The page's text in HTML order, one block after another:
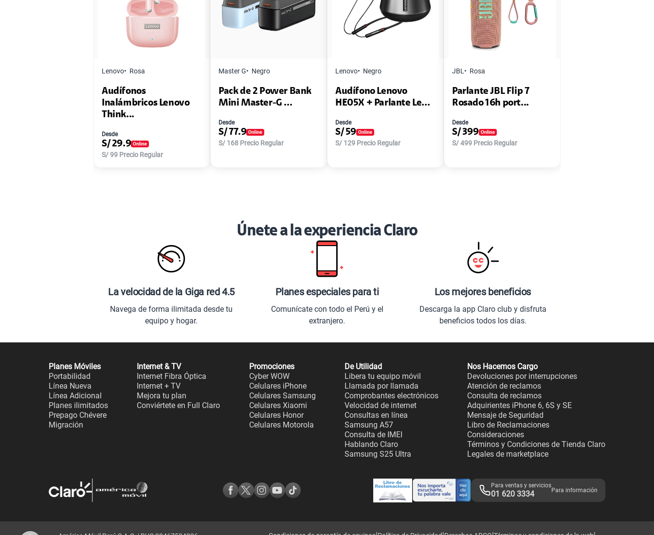
Lenovo Rosa
Audífonos
Inalámbricos Lenovo
Think...
Desde
S/ 29.9
S/99 Precio Regular
Master G Negro
Pack de 2 Power Bank
Mini Master-G ...
Desde
S/77.9
S/ 168 Precio Regular
Lenovo Negro
Audífono Lenovo
HE05X + Parlante Le...
Desde
S/ 59
S/ 129 Precio Regular
JBL Rosa
Parlante JBL Flip 7
Rosado 16h port...
Desde
S/ 399
S/499 Precio Regular
Únete a la experiencia Claro
La velocidad de la Giga red 4.5
Navega de forma ilimitada desde tu
equipo y hogar.
Planes especiales para ti
Comunícate con todo el Perú y el
extranjero.
Los mejores beneficios
Descarga la app Claro club y disfruta
beneficios todos los días.
Planes Móviles
Portabilidad
Línea Nueva
Línea Adicional
Planes ilimitados
Prepago Chévere
Migración
Internet & TV
Internet Fibra Óptica
Internet + TV
Mejora tu plan
Conviértete en Full Claro
Promociones
Cyber WOW
Celulares iPhone
Celulares Samsung
Celulares Xiaomi
Celulares Honor
Celulares Motorola
De Utilidad
Libera tu equipo móvil
Llamada por llamada
Comprobantes electrónicos
Velocidad de internet
Consultas en línea
Samsung A57
Consulta de IMEI
Hablando Claro
Samsung S25 Ultra
Nos Hacemos Cargo
Devoluciones por interrupciones
Atención de reclamos
Consulta de reclamos
Adquirientes iPhone 6, 6S y SE
Mensaje de Seguridad
Libro de Reclamaciones
Consideraciones
Términos y Condiciones de Tienda Claro
Legales de marketplace
Para ventas y servicios
01 620 3334 Para información